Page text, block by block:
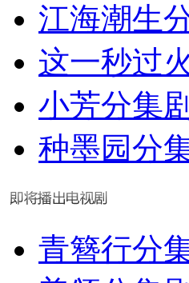
江海潮生
这一秒过
小芳分集
种墨园分
青簪行分